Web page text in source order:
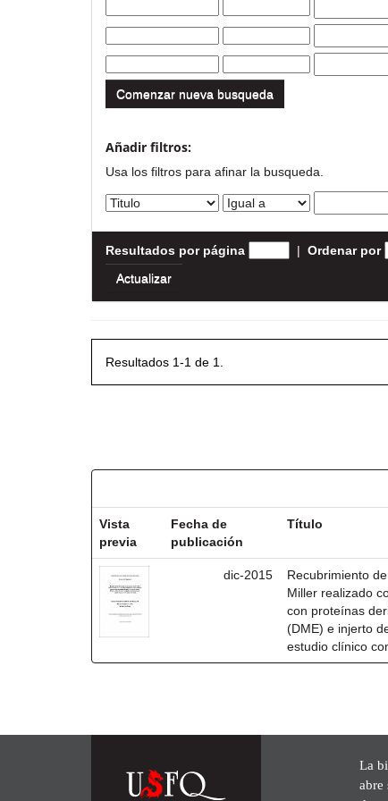
Comenzar nueva busqueda
Añadir filtros:
Usa los filtros para afinar la busqueda.
Resultados por página | Ordenar por
Resultados 1-1 de 1.
Vista
previa
Fecha de
publicación
Título
dic-2015
Recubrimiento
Miller realizado
con proteínas
(DME) e injerto
estudio clínico
La
abre